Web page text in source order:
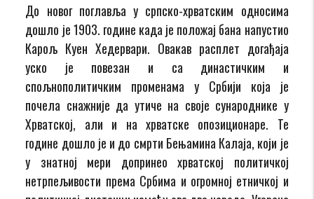
До новог поглавља у српско-хрватским односима
дошло је 1903. године када је положај бана напустио
Карољ Куен Хедервари. Овакав расплет догађаја
уско је повезан и са династичким и
спољнополитичким променама у Србији која је
почела снажније да утиче на своје сународнике у
Хрватској, али и на хрватске опозиционаре. Те
године дошло је и до смрти Бењамина Калаја, који је
у знатној мери допринео хрватској политичкој
нетрпељивости према Србима и огромној етничкој и